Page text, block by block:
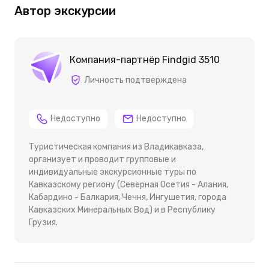
Автор экскурсии
Компания-партнёр Findgid 3510
Личность подтверждена
Недоступно Недоступно
Туристическая компания из Владикавказа,
организует и проводит групповые и
индивидуальные экскурсионные туры по
Кавказскому региону (Северная Осетия - Алания,
Кабардино - Балкария, Чечня, Ингушетия, города
Кавказских Минеральных Вод) и в Республику
Грузия.